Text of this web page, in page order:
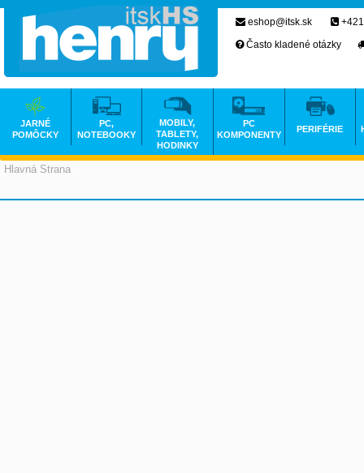
Hlavná Strana
eshop@itsk.sk
Často kladené otázky
JARNÉ
POMÔCKY
PC,
NOTEBOOKY
MOBILY,
TABLETY,
HODINKY
PC
KOMPONENTY
PERIFÉRIE